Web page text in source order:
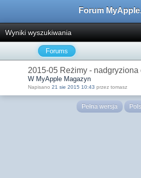
Forum
Wyniki wyszukiwania
Forums
2015-05 Reżimy - nadgryziona
W MyApple Magazyn
Napisano 21 sie 2015 10:43 przez tomasz
Pełna wersja